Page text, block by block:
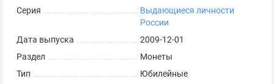
Серия
Выдающиеся личности
России
Дата выпуска
2009-12-01
Раздел
Монеты
Тип
Юбилейные